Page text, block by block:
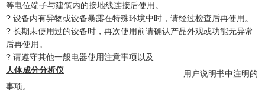
等电位端子与建筑内的接地线连接后使用。
? 设备内有异物或设备暴露在特殊环境中时，请经过检查后再使用。
? 长期未使用过的设备时，再次使用前请确认产品外观或功能无异常
后再使用。
? 请遵守其他一般电器使用注意事项以及
人体成分分析仪
用户说明书中注明的
事项。